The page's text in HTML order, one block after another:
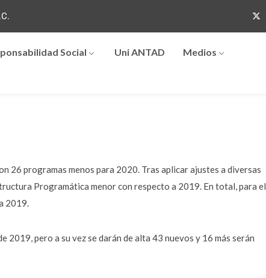
Social Uni ANTAD
Medios
26 programas menos para 2020. Tras aplicar ajustes a diversas
Programática menor con respecto a 2019. En total, para el
2019.
pero a su vez se darán de alta 43 nuevos y 16 más serán